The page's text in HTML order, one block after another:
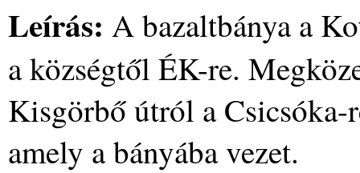
Leírás: A bazaltbánya a
a községtől ÉK-re.
Kisgörbő útról a Csicsóka-
amely a bányába vezet.